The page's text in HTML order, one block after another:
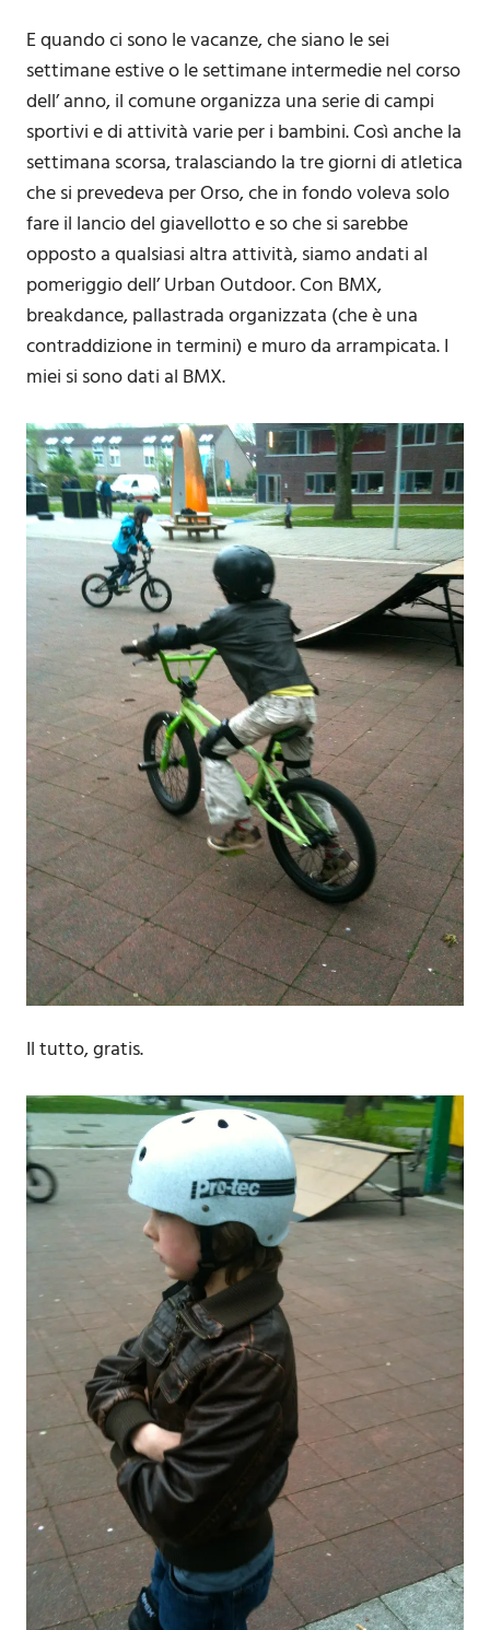
E quando ci sono le vacanze, che siano le sei
settimane estive o le settimane intermedie nel corso
dell’ anno, il comune organizza una serie di campi
sportivi e di attività varie per i bambini. Così anche la
settimana scorsa, tralasciando la tre giorni di atletica
che si prevedeva per Orso, che in fondo voleva solo
fare il lancio del giavellotto e so che si sarebbe
opposto a qualsiasi altra attività, siamo andati al
pomeriggio dell’ Urban Outdoor. Con BMX,
breakdance, pallastrada organizzata (che è una
contraddizione in termini) e muro da arrampicata. I
miei si sono dati al BMX.
Il tutto, gratis.